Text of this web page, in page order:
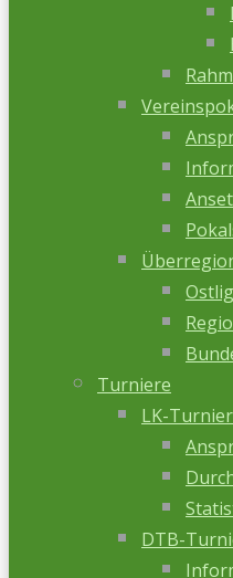
Turniere
LK-
DTB-